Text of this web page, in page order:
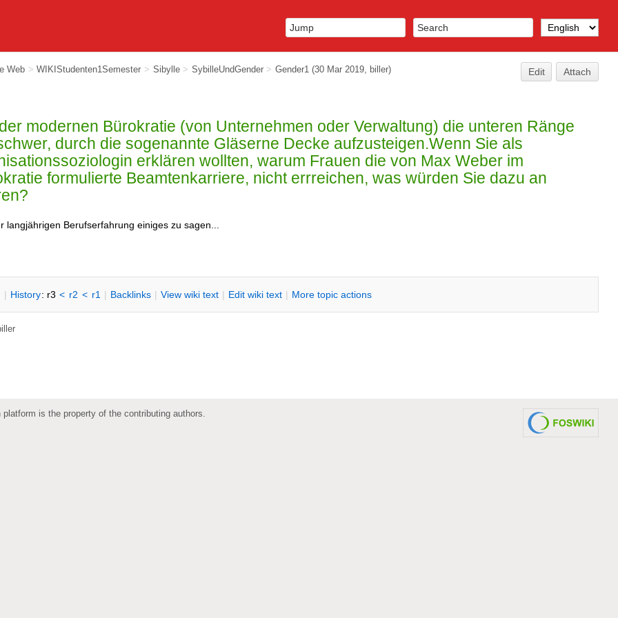
Web > WIKIStudenten1Semester > Sibylle > SybilleUndGender > Gender1 (30 Mar 2019, biller) Edit Attach
modernen Bürokratie (von Unternehmen oder Verwaltung) die unteren Ränge
durch die sogenannte Gläserne Decke aufzusteigen.Wenn Sie als
erklären wollten, warum Frauen die von Max Weber im
formulierte Beamtenkarriere, nicht errreichen, was würden Sie dazu an
langjährigen Berufserfahrung einiges zu sagen...
| History: r3 < r2 < r1 | Backlinks | View wiki text | Edit wiki text | More topic actions
is the property of the contributing authors.